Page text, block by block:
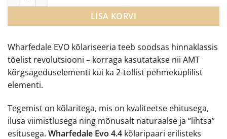
Wharfedale EVO kõlariseeria teeb soodsas hinnaklassis
tõelist revolutsiooni – korraga kasutatakse nii AMT
kõrgsageduselementi kui ka 2-tollist pehmekuplilist
elementi.
Tegemist on kõlaritega, mis on kvaliteetse ehitusega,
ilusa viimistlusega ning mõnusalt naturaalse ja “lihtsa”
esitusega. Wharfedale Evo 4.4 kõlaripaari erilisteks
LISA KORVI